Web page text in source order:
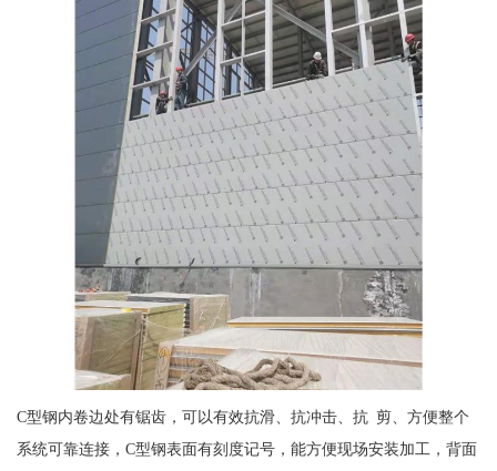
C型钢内卷边处有锯齿，可以有效抗滑、抗冲击、抗 剪、方便整个
系统可靠连接，C型钢表面有刻度记号，能方便现场安装加工，背面